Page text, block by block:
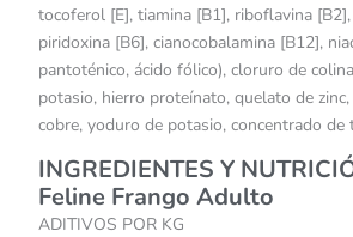
tocoferol [E], tiamina [B1], riboflavina
piridoxina [B6], cianocobalamina [B12],
pantoténico, ácido fólico), cloruro de
potasio, hierro proteínato, quelato de
cobre, yoduro de potasio, concentrado de
INGREDIENTES Y
Feline Frango Adulto
ADITIVOS POR KG